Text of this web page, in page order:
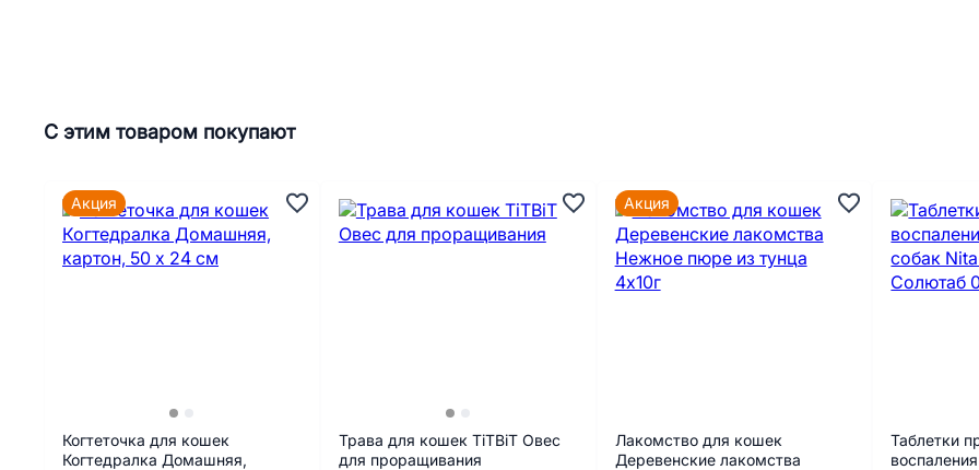
С этим товаром покупают
Когтеточка для кошек
Когтедралка Домашняя,
Акция
Трава для кошек TiTBiT Овес
для проращивания
Лакомство для кошек
Деревенские лакомства
Акция
Таблетки